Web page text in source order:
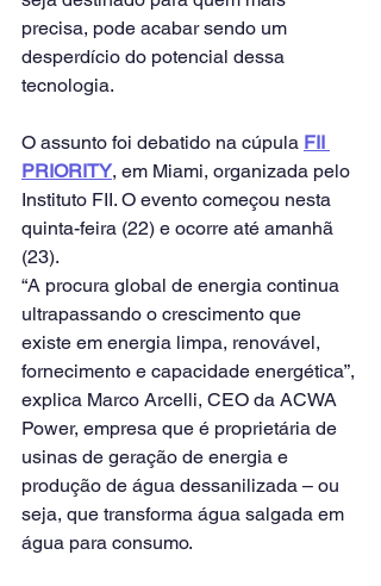
precisa, pode acabar sendo um
desperdício do potencial dessa
tecnologia.
O assunto foi debatido na cúpula FII
PRIORITY, em Miami, organizada pelo
Instituto FII. O evento começou nesta
quinta-feira (22) e ocorre até amanhã
(23).
“A procura global de energia continua
ultrapassando o crescimento que
existe em energia limpa, renovável,
fornecimento e capacidade energética”,
explica Marco Arcelli, CEO da ACWA
Power, empresa que é proprietária de
usinas de geração de energia e
produção de água dessanilizada – ou
seja, que transforma água salgada em
água para consumo.